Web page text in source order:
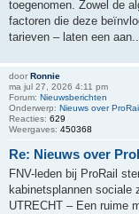
toegenomen. Zowel de
factoren die deze
tarieven – laten een aan...
door Ronnie
ma jul 27, 2026 4:11 pm
Forum: Nieuwsberichten
Onderwerp: Nieuws over
Reacties: 629
Weergaves: 450368
Re: Nieuws over
FNV-leden bij ProRail
kabinetsplannen sociale
UTRECHT – Een ruime